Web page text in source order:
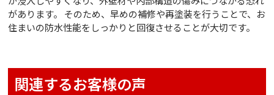
があります。 そのため、早めの補修や再塗装を行うことで、お
住まいの防水性能をしっかりと回復させることが大切です。
関連するお客様の声